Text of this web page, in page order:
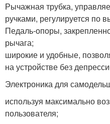
Рычажная трубка,
ручками, регулируется по
Педаль-опоры,
рычага;
широкие и удобные,
на устройстве без
Электроника для
используя максимально
пользователя;